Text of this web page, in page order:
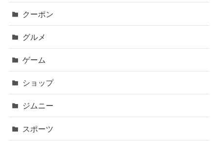
クーポン
グルメ
ゲーム
ショップ
ジムニー
スポーツ